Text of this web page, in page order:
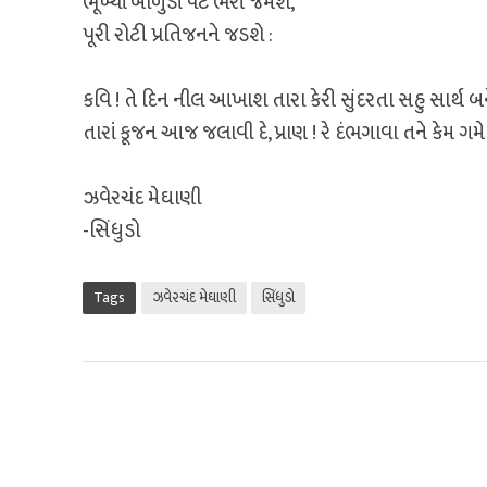
પૂરી રોટી પ્રતિજનને જડશે :
કવિ ! તે દિન નીલ આખાશ તારા કેરી સુંદરતા સહુ સાર્થ
તારાં કૂજન આજ જલાવી દે, પ્રાણ ! રે દંભગાવા તને કેમ
ઝવેરચંદ મેઘાણી
-સિંધુડો
Tags ઝવેરચંદ મેઘાણી સિંધુડો